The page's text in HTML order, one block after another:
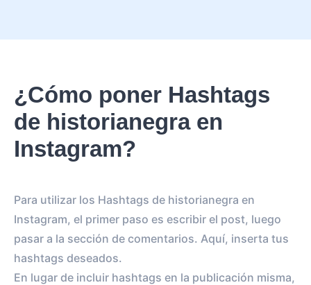
¿Cómo poner Hashtags
de historianegra en
Instagram?
Para utilizar los Hashtags de historianegra en
Instagram, el primer paso es escribir el post, luego
pasar a la sección de comentarios. Aquí, inserta tus
hashtags deseados.
En lugar de incluir hashtags en la publicación misma,